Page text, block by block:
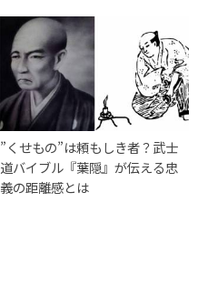
”くせもの”は頼もしき者？武士
道バイブル『葉隠』が伝える忠
義の距離感とは